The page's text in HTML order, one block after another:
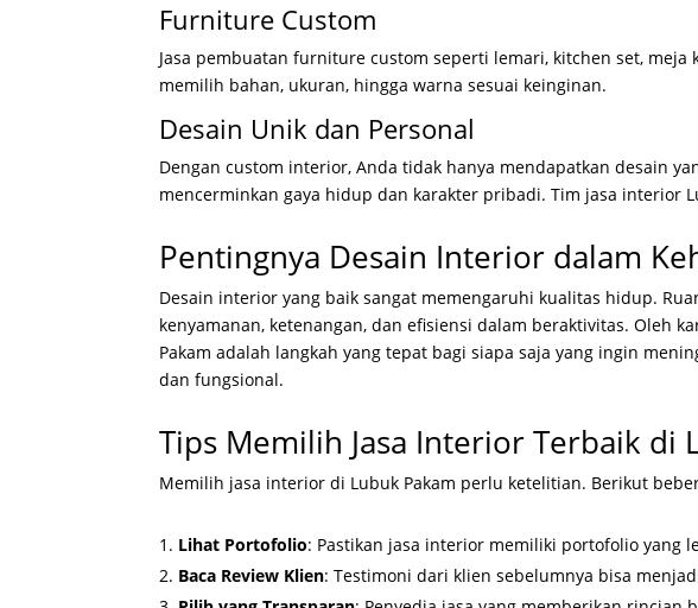
Furniture Custom
Jasa pembuatan furniture custom seperti lemari, kitchen set,
memilih bahan, ukuran, hingga warna sesuai keinginan.
Desain Unik dan Personal
Dengan custom interior, Anda tidak hanya mendapatkan desain
mencerminkan gaya hidup dan karakter pribadi. Tim jasa interior
Pentingnya Desain Interior dalam
Desain interior yang baik sangat memengaruhi kualitas hidup.
kenyamanan, ketenangan, dan efisiensi dalam beraktivitas. Oleh
Pakam adalah langkah yang tepat bagi siapa saja yang ingin
dan fungsional.
Tips Memilih Jasa Interior Terbaik di
Memilih jasa interior di Lubuk Pakam perlu ketelitian. Berikut
Lihat Portofolio: Pastikan jasa interior memiliki portofolio yang
Baca Review Klien: Testimoni dari klien sebelumnya bisa